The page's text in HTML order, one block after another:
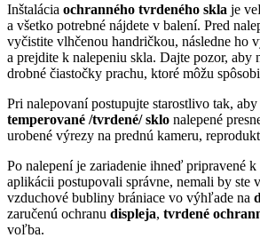
Inštalácia ochranného tvrdeného skla je
a všetko potrebné nájdete v balení. Pred
vyčistite vlhčenou handričkou, následne ho
a prejdite k nalepeniu skla. Dajte pozor, aby
drobné čiastočky prachu, ktoré môžu
Pri nalepovaní postupujte starostlivo tak,
temperované /tvrdené/ sklo nalepené
urobené výrezy na prednú kameru,
Po nalepení je zariadenie ihneď pripravené
aplikácii postupovali správne, nemali by ste
vzduchové bubliny brániace vo výhľade na
zaručenú ochranu displeja, tvrdené
voľba.